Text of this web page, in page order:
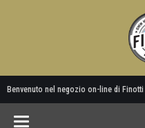
Benvenuto nel negozio on-line di
Toggle